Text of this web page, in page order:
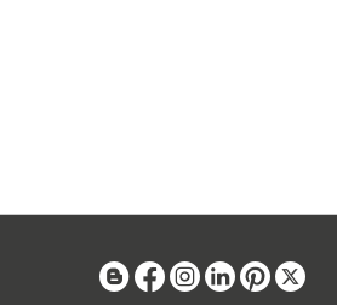
BlogFacebook
Instagram
LinkedinPinterest